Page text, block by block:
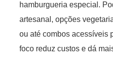
hamburgueria especial.
artesanal, opções
ou até combos acessíveis
foco reduz custos e dá